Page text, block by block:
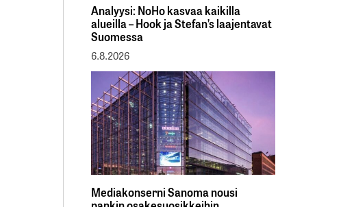
Analyysi: NoHo kasvaa kaikilla
alueilla – Hook ja Stefan’s laajentavat
Suomessa
6.8.2026
Mediakonserni Sanoma nousi